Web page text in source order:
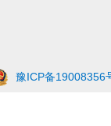
豫ICP备19008356